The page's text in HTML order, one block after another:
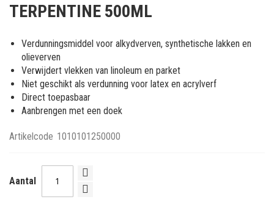
van
afbeeldingen-
gallerij
TERPENTINE 500ML
Verdunningsmiddel voor alkydverven, synthetische lakken en
olieverven
Verwijdert vlekken van linoleum en parket
Niet geschikt als verdunning voor latex en acrylverf
Direct toepasbaar
Aanbrengen met een doek
Artikelcode 1010101250000
Aantal